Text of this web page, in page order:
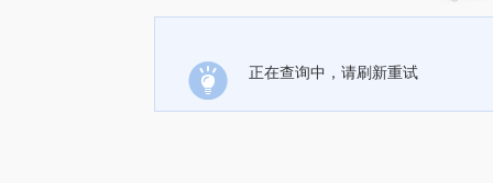
正在查询中，请刷新重试